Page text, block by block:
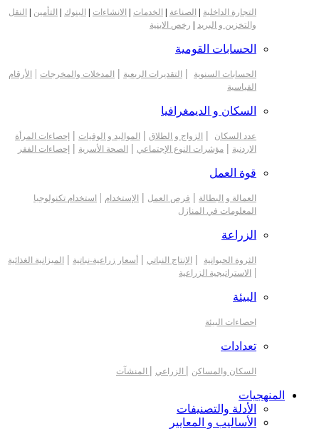
التجارة الداخلية الصناعة الخدمات الانشاءات البنوك التأمين
النقل
والتخزين و البريد
رخص الابنية
الحسابات القومية
الحسابات السنوية | التقديرات الربعية | المدخلات والمخرجات |
الأرقام
القياسية
السكان و الديمغرافيا
عدد السكان | الزواج و الطلاق | المواليد و الوفيات | إحصاءات المرأة
الاردنية | مؤشرات النوع الإجتماعي | الصحة الأسرية | إحصاءات الفقر
قوة العمل
العمالة و البطالة | فرص العمل | الإستخدام |
استخدام تكنولوجيا
المعلومات في المنازل
الزراعة
الثروة الحيوانية | الإنتاج النباتي | أسعار زراعية-نباتية | الميزانية الغذائية
| الاستراتيجية الزراعية
البيئة
احصاءات البيئة
تعدادات
السكان والمساكن | الزراعي | المنشآت
المنهجيات
الأدلة والتصنيفات
الأساليب و المعايير